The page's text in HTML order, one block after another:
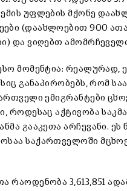
უფლების მქონე
(დაახლოებით 900
და ვიღებთ
მომენტია: რეალურად,
განაპირობებს, რომ
ემიგრანტები
როდესაც აქტივობა
გააკეთა არჩევანი. ეს
საქართველოში
რაოდენობა 3,613,851